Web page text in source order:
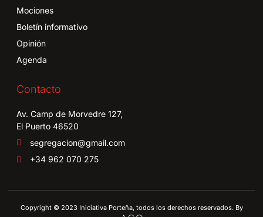
Mociones
Boletín informativo
Opinión
Agenda
Contacto
Av. Camp de Morvedre 127,
El Puerto 46520
segregacion@gmail.com
+34 962 070 275
Copyright © 2023 Iniciativa Porteña, todos los derechos reservados. By